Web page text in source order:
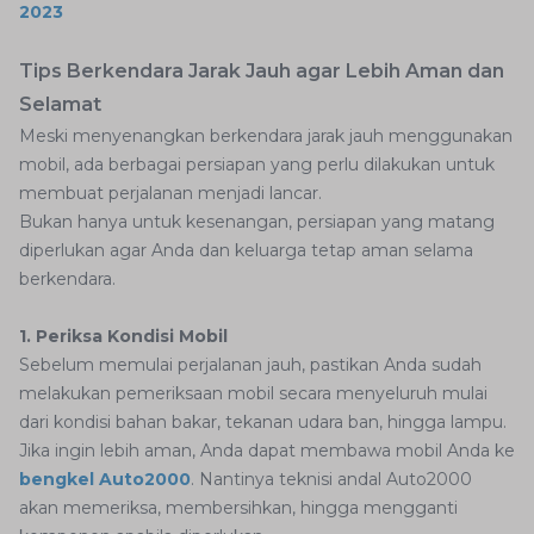
2023
Tips Berkendara Jarak Jauh agar Lebih Aman dan
Selamat
Meski menyenangkan berkendara jarak jauh menggunakan
mobil, ada berbagai persiapan yang perlu dilakukan untuk
membuat perjalanan menjadi lancar.
Bukan hanya untuk kesenangan, persiapan yang matang
diperlukan agar Anda dan keluarga tetap aman selama
berkendara.
1. Periksa Kondisi Mobil
Sebelum memulai perjalanan jauh, pastikan Anda sudah
melakukan pemeriksaan mobil secara menyeluruh mulai
dari kondisi bahan bakar, tekanan udara ban, hingga lampu.
Jika ingin lebih aman, Anda dapat membawa mobil Anda ke
bengkel Auto2000. Nantinya teknisi andal Auto2000
akan memeriksa, membersihkan, hingga mengganti